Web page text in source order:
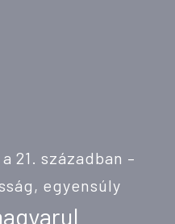
21. században –
egyensúly